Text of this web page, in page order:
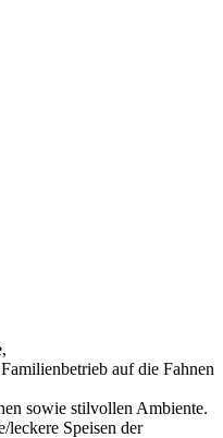
auf die Fahnen
sowie stilvollen Ambiente.
Speisen der